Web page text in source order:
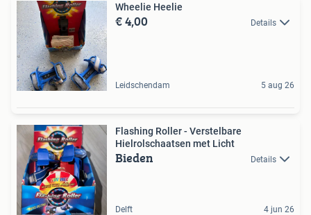
Wheelie Heelie
€ 4,00 Details
Leidschendam 5 aug 26
Flashing Roller - Verstelbare
Hielrolschaatsen met Licht
Bieden Details
Delft 4 jun 26